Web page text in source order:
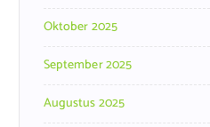
Oktober 2025
September 2025
Augustus 2025